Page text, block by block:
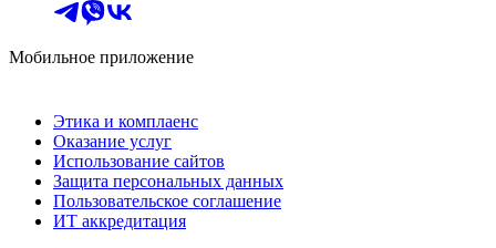
Мобильное приложение
Этика и комплаенс
Оказание услуг
Использование сайтов
Защита персональных данных
Пользовательское соглашение
ИТ аккредитация